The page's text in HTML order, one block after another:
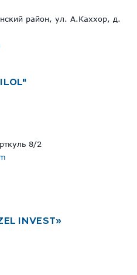
район, ул. А.Каххор, д.
8/2
INVEST»